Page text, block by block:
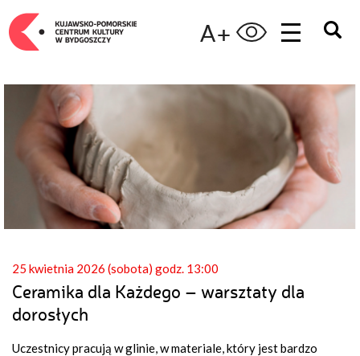
A+
25 kwietnia 2026 (sobota) godz. 13:00
Ceramika dla Każdego – warsztaty dla
dorosłych
Uczestnicy pracują w glinie, w materiale, który jest bardzo